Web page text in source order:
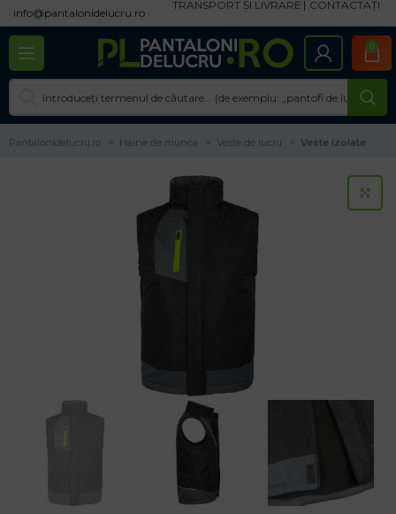
info@pantalonidelucru.ro
TRANSPORT ȘI LIVRARE CONTACTAȚI
0
Pantalonidelucru.ro Haine de munca Veste de lucru Veste izolate